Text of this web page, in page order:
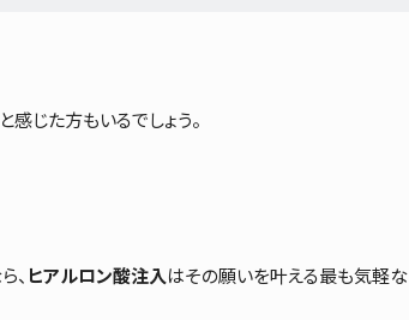
感じた方もいるでしょう。
、 ヒアルロン酸注入はその願いを叶える最も気軽な